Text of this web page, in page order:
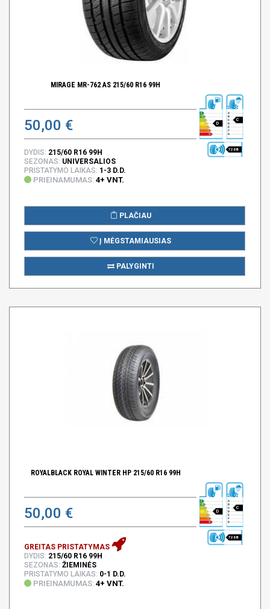
MIRAGE MR-762 AS 215/60 R16 99H
50,00 € D
C
72 DB
DYDIS: 215/60 R16 99H
SEZONAS: UNIVERSALIOS
PRISTATYMO LAIKAS: 1-3 D.D.
PRIEINAMUMAS: 4+ VNT.
PLAČIAU
Į MĖGSTAMIAUSIAS
PALYGINTI
ROYALBLACK ROYAL WINTER HP 215/60 R16 99H
50,00 € D
C
72 DB
GREITAS PRISTATYMAS
DYDIS: 215/60 R16 99H
SEZONAS: ŽIEMINĖS
PRISTATYMO LAIKAS: 0-1 D.D.
PRIEINAMUMAS: 4+ VNT.